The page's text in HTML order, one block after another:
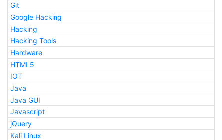
Git
Google Hacking
Hacking
Hacking Tools
Hardware
HTML5
IOT
Java
Java GUI
Javascript
jQuery
Kali Linux